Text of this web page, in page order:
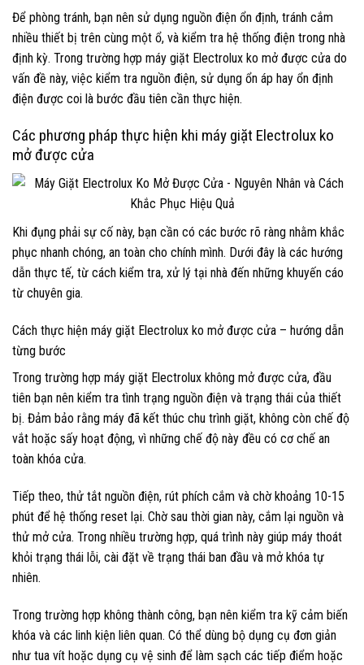
Để phòng tránh, bạn nên sử dụng nguồn điện ổn định, tránh cắm
nhiều thiết bị trên cùng một ổ, và kiểm tra hệ thống điện trong nhà
định kỳ. Trong trường hợp máy giặt Electrolux ko mở được cửa do
vấn đề này, việc kiểm tra nguồn điện, sử dụng ổn áp hay ổn định
điện được coi là bước đầu tiên cần thực hiện.
Các phương pháp thực hiện khi máy giặt Electrolux ko
mở được cửa
Khi đụng phải sự cố này, bạn cần có các bước rõ ràng nhằm khắc
phục nhanh chóng, an toàn cho chính mình. Dưới đây là các hướng
dẫn thực tế, từ cách kiểm tra, xử lý tại nhà đến những khuyến cáo
từ chuyên gia.
Cách thực hiện máy giặt Electrolux ko mở được cửa – hướng dẫn
từng bước
Trong trường hợp máy giặt Electrolux không mở được cửa, đầu
tiên bạn nên kiểm tra tình trạng nguồn điện và trạng thái của thiết
bị. Đảm bảo rằng máy đã kết thúc chu trình giặt, không còn chế độ
vắt hoặc sấy hoạt động, vì những chế độ này đều có cơ chế an
toàn khóa cửa.
Tiếp theo, thử tắt nguồn điện, rút phích cắm và chờ khoảng 10-15
phút để hệ thống reset lại. Chờ sau thời gian này, cắm lại nguồn và
thử mở cửa. Trong nhiều trường hợp, quá trình này giúp máy thoát
khỏi trạng thái lỗi, cài đặt về trạng thái ban đầu và mở khóa tự
nhiên.
Trong trường hợp không thành công, bạn nên kiểm tra kỹ cảm biến
khóa và các linh kiện liên quan. Có thể dùng bộ dụng cụ đơn giản
như tua vít hoặc dụng cụ vệ sinh để làm sạch các tiếp điểm hoặc